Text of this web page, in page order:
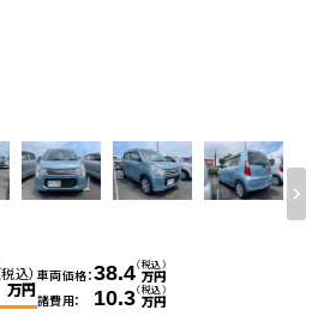
税込）
万円
車両価格 38.4（税込）
万円
諸費用
10.3（税込）
万円